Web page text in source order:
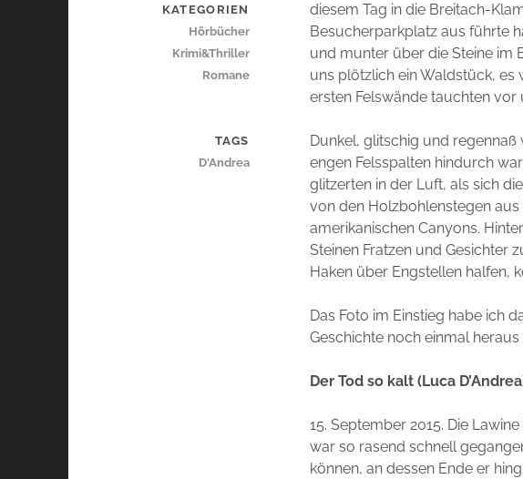
diesem Tag in die Breitach-
Besucherparkplatz aus führte
und munter über die Steine im
uns plötzlich ein Waldstück,
ersten Felswände tauchten vor
Dunkel, glitschig und
engen Felsspalten hindurch
glitzerten in der Luft, als sich
von den Holzbohlenstegen aus
amerikanischen Canyons.
Steinen Fratzen und Gesichter
Haken über Engstellen halfen,
Das Foto im Einstieg habe ich
Geschichte noch einmal
Der Tod so kalt (Luca
15. September 2015. Die
war so rasend schnell
können, an dessen Ende er
KATEGORIEN
Hörbücher
Krimi&Thriller
Romane
TAGS
D'Andrea